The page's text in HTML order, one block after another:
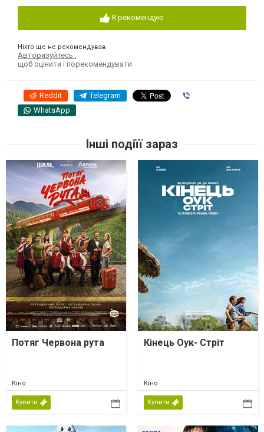
Я рекомендую
Ніхто ще не рекомендував
Авторизуйтесь
щоб оцінити і порекомендувати
Reddit Telegram
WhatsApp
Інші подіїї зараз
Потяг Червона рута
Кіно
Купити
Кінець Оук- Стріт
Кіно
Купити